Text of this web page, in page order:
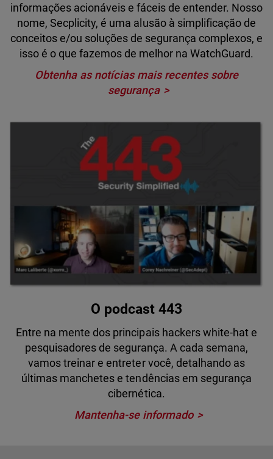
informações acionáveis e fáceis de entender. Nosso
nome, Secplicity, é uma alusão à simplificação de
conceitos e/ou soluções de segurança complexos, e
isso é o que fazemos de melhor na WatchGuard.
Obtenha as notícias mais recentes sobre
segurança
O podcast 443
Entre na mente dos principais hackers white-hat e
pesquisadores de segurança. A cada semana,
vamos treinar e entreter você, detalhando as
últimas manchetes e tendências em segurança
cibernética.
Mantenha-se informado